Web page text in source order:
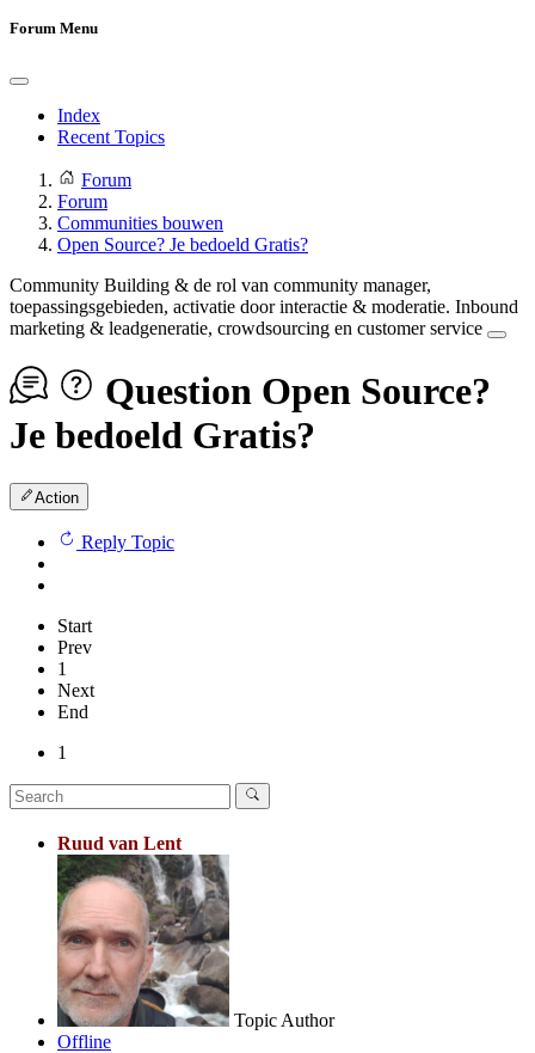
Forum Menu
Index
Recent Topics
Forum
Forum
Communities bouwen
Open Source? Je bedoeld Gratis?
Community Building & de rol van community manager,
toepassingsgebieden, activatie door interactie & moderatie. Inbound
marketing & leadgeneratie, crowdsourcing en customer service
Question Open Source?
Je bedoeld Gratis?
Action
Reply Topic
Start
Prev
1
Next
End
1
Ruud van Lent
Topic Author
Offline